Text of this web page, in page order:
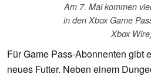
Am 7. Mai kommen
in den Xbox Game
Xbox
Für Game Pass-Abonnenten gibt
neues Futter. Neben einem